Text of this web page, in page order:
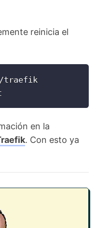
reinicia el
traefik
en la
. Con esto ya